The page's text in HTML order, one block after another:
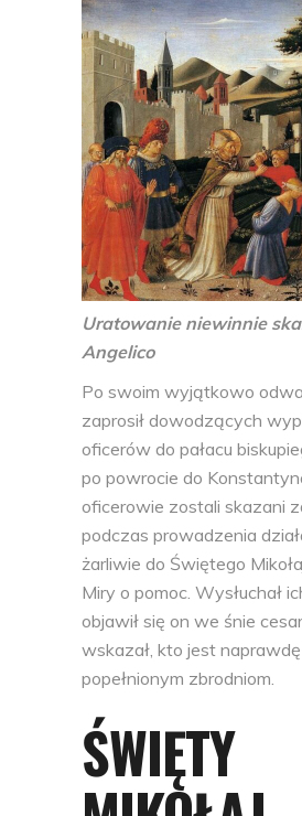
Uratowanie niewinnie
Angelico
Po swoim wyjątkowo
zaprosił dowodzących
oficerów do pałacu
po powrocie do
oficerowie zostali skazani
podczas prowadzenia
żarliwie do Świętego
Miry o pomoc. Wysłuchał
objawił się on we śnie
wskazał, kto jest
popełnionym zbrodniom.
ŚWIĘTY